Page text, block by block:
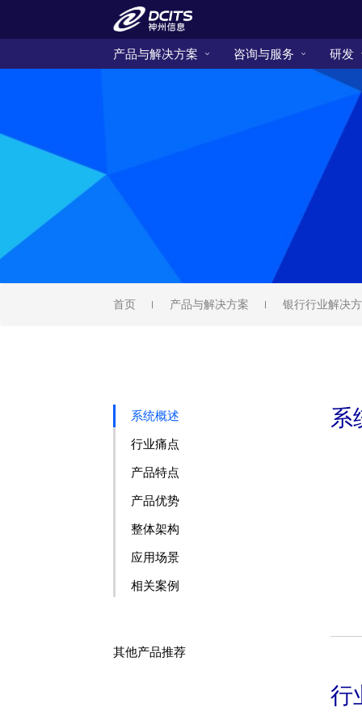
产品与解决方案 咨询与服务 研发
首页 产品与解决方案 银行行业解决
系
行
系统概述
行业痛点
产品特点
产品优势
整体架构
应用场景
相关案例
其他产品推荐